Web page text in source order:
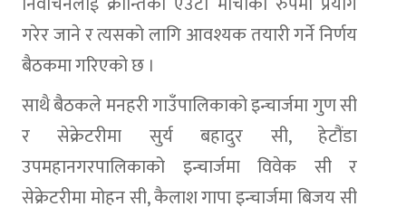
गरेर जाने र त्यसको लागि आवश्यक तयारी गर्ने निर्णय
बैठकमा गरिएको छ ।
साथै बैठकले मनहरी गाउँपालिकाको इन्चार्जमा गुण सी
र सेक्रेटरीमा सुर्य बहादुर सी, हेटौंडा
उपमहानगरपालिकाको इन्चार्जमा विवेक सी र
सेक्रेटरीमा मोहन सी, कैलाश गापा इन्चार्जमा बिजय सी